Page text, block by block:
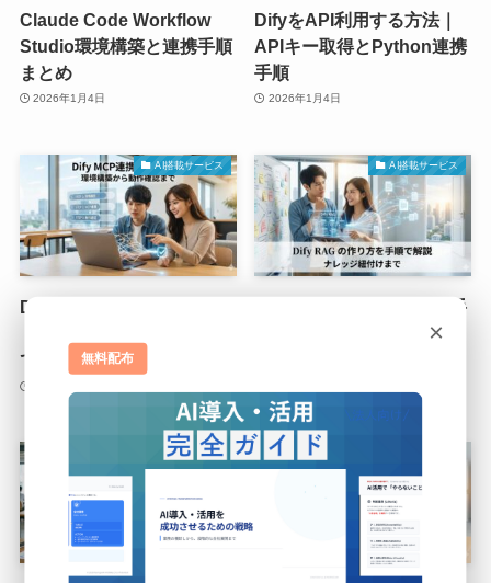
Claude Code Workflow
Studio環境構築と連携手順
まとめ
2026年1月4日
DifyをAPI利用する方法｜
APIキー取得とPython連携
手順
2026年1月4日
AI搭載サービス
DifyのMCP連携手順まとめ
で
AI搭載サービス
DifyでのRAGの作り方を手
順で解説｜ワークフローで
AI搭載サービス
×
無料配布